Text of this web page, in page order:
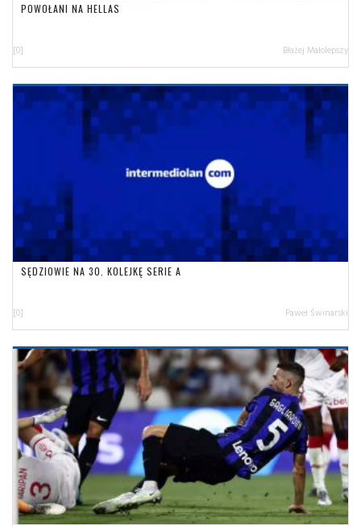
POWOŁANI NA HELLAS
[0] Błażej Małolepszy
SĘDZIOWIE NA 30. KOLEJKĘ SERIE A
[0] Paweł Świnarski